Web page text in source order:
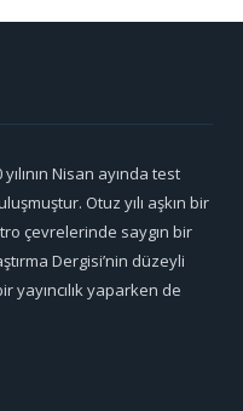
Nisan ayında test
Otuz yılı aşkın bir
çevrelerinde saygın bir
Dergisi’nin düzeyli
yayıncılık yaparken de